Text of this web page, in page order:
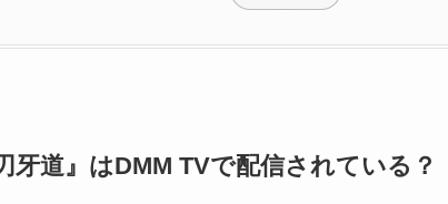
牙道』はDMM TVで配信されている？